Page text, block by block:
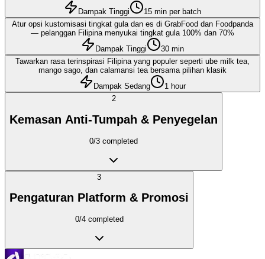
Dampak Tinggi
15 min per batch
Atur opsi kustomisasi tingkat gula dan es di GrabFood dan Foodpanda
— pelanggan Filipina menyukai tingkat gula 100% dan 70%
Dampak Tinggi
30 min
Tawarkan rasa terinspirasi Filipina yang populer seperti ube milk tea,
mango sago, dan calamansi tea bersama pilihan klasik
Dampak Sedang
1 hour
2
Kemasan Anti-Tumpah & Penyegelan
0/3 completed
3
Pengaturan Platform & Promosi
0/4completed